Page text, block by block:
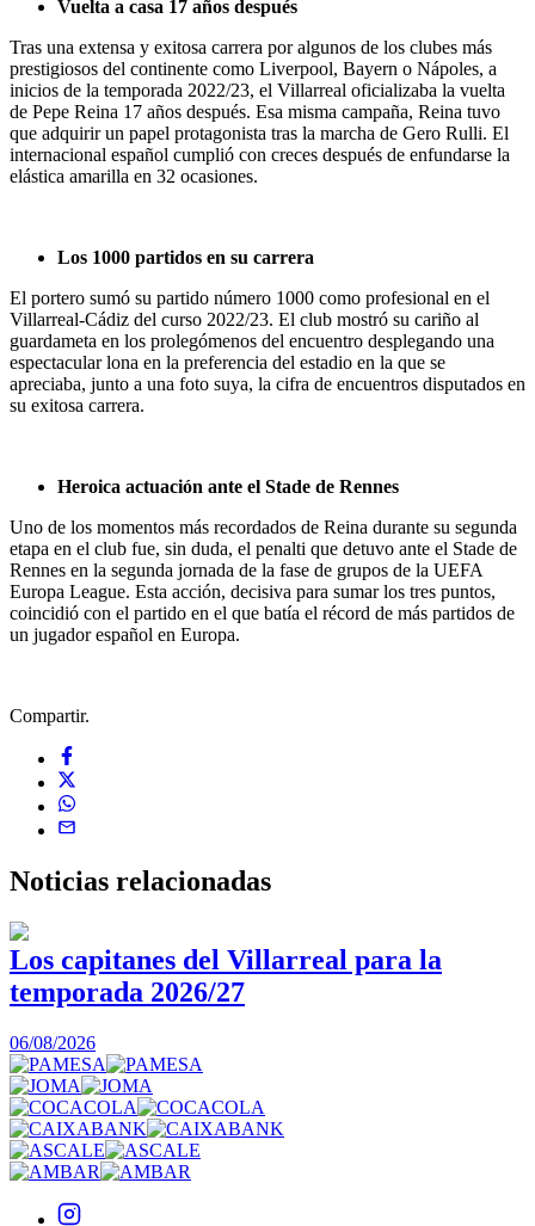
Vuelta a casa 17 años después
Tras una extensa y exitosa carrera por algunos de los clubes más
prestigiosos del continente como Liverpool, Bayern o Nápoles, a
inicios de la temporada 2022/23, el Villarreal oficializaba la vuelta
de Pepe Reina 17 años después. Esa misma campaña, Reina tuvo
que adquirir un papel protagonista tras la marcha de Gero Rulli. El
internacional español cumplió con creces después de enfundarse la
elástica amarilla en 32 ocasiones.
Los 1000 partidos en su carrera
El portero sumó su partido número 1000 como profesional en el
Villarreal-Cádiz del curso 2022/23. El club mostró su cariño al
guardameta en los prolegómenos del encuentro desplegando una
espectacular lona en la preferencia del estadio en la que se
apreciaba, junto a una foto suya, la cifra de encuentros disputados en
su exitosa carrera.
Heroica actuación ante el Stade de Rennes
Uno de los momentos más recordados de Reina durante su segunda
etapa en el club fue, sin duda, el penalti que detuvo ante el Stade de
Rennes en la segunda jornada de la fase de grupos de la UEFA
Europa League. Esta acción, decisiva para sumar los tres puntos,
coincidió con el partido en el que batía el récord de más partidos de
un jugador español en Europa.
Compartir.
Noticias relacionadas
Los capitanes del Villarreal para la
temporada 2026/27
06/08/2026